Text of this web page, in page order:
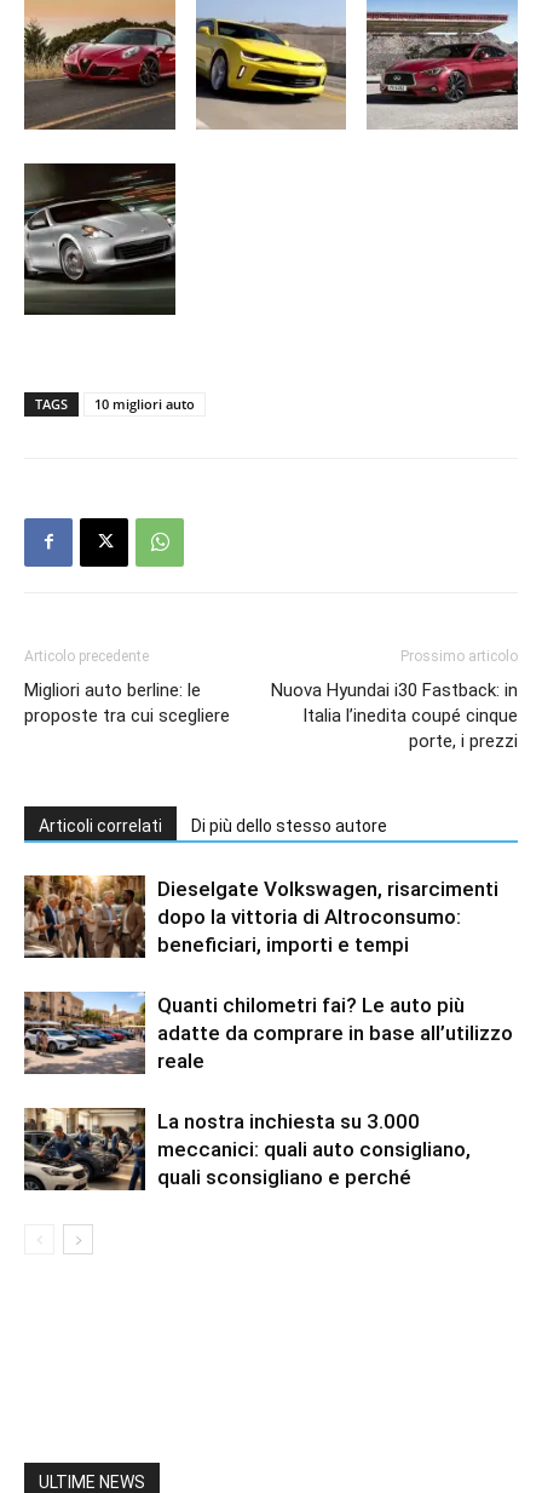
TAGS 10 migliori auto
Articolo precedente
Migliori auto berline: le
proposte tra cui scegliere
Prossimo articolo
Nuova Hyundai i30 Fastback: in
Italia l’inedita coupé cinque
porte, i prezzi
Articoli correlati Di più dello stesso autore
Dieselgate Volkswagen, risarcimenti
dopo la vittoria di Altroconsumo:
beneficiari, importi e tempi
Quanti chilometri fai? Le auto più
adatte da comprare in base all’utilizzo
reale
La nostra inchiesta su 3.000
meccanici: quali auto consigliano,
quali sconsigliano e perché
ULTIME NEWS